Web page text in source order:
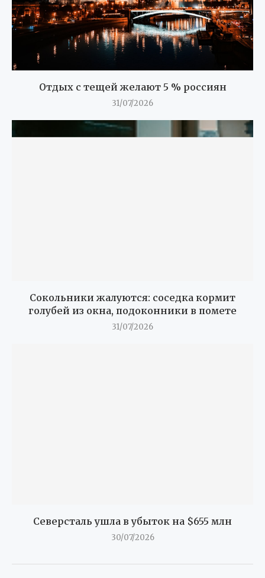
Отдых с тещей желают 5 % россиян
31/07/2026
Сокольники жалуются: соседка кормит
голубей из окна, подоконники в помете
31/07/2026
Северсталь ушла в убыток на $655 млн
30/07/2026